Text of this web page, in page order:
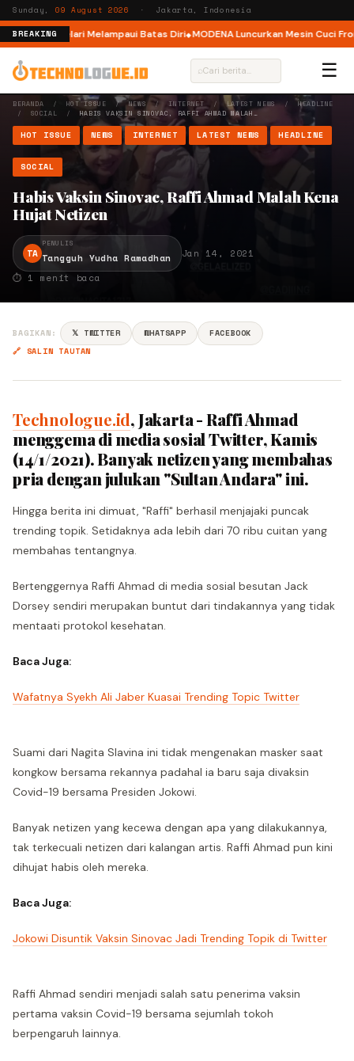
Sunday, 09 August 2026 · Jakarta, Indonesia
BREAKING
Ajak Pelari Melampaui Batas Diri MODENA Luncurkan Mesin Cuci
⌕ ☰
BERANDA / HOT ISSUE /NEWS/ INTERNET /LATEST NEWS/HEADLINE
/ SOCIAL / HABIS VAKSIN SINOVAC, RAFFI AHMAD MALAH…
HOT ISSUE NEWS INTERNET LATEST NEWS HEADLINE
SOCIAL
Habis Vaksin Sinovac, Raffi Ahmad Malah Kena
Hujat Netizen
TA
PENULIS
Tangguh Yudha Ramadhan
Jan 14, 2021
⏱ 1 menit baca
BAGIKAN: 𝕏 TWITTER WHATSAPP
FACEBOOK
🔗 SALIN TAUTAN
Technologue.id, Jakarta - Raffi Ahmad
menggema di media sosial Twitter, Kamis
(14/1/2021). Banyak netizen yang membahas
pria dengan julukan "Sultan Andara" ini.
Hingga berita ini dimuat, "Raffi" berhasil menjajaki puncak
trending topik. Setidaknya ada lebih dari 70 ribu cuitan yang
membahas tentangnya.
Bertenggernya Raffi Ahmad di media sosial besutan Jack
Dorsey sendiri merupakan buntut dari tindakannya yang tidak
mentaati protokol kesehatan.
Baca Juga:
Wafatnya Syekh Ali Jaber Kuasai Trending Topic Twitter
Suami dari Nagita Slavina ini tidak mengenakan masker saat
kongkow bersama rekannya padahal ia baru saja divaksin
Covid-19 bersama Presiden Jokowi.
Banyak netizen yang kecewa dengan apa yang dilakukannya,
tak terkecuali netizen dari kalangan artis. Raffi Ahmad pun kini
dihujat habis oleh mereka.
Baca Juga:
Jokowi Disuntik Vaksin Sinovac Jadi Trending Topik di Twitter
Raffi Ahmad sendiri menjadi salah satu penerima vaksin
pertama vaksin Covid-19 bersama sejumlah tokoh
berpengaruh lainnya.